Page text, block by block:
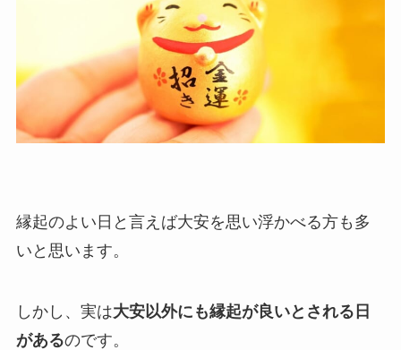
縁起のよい日と言えば大安を思い浮かべる方も多
いと思います。
しかし、実は大安以外にも縁起が良いとされる日
があるのです。